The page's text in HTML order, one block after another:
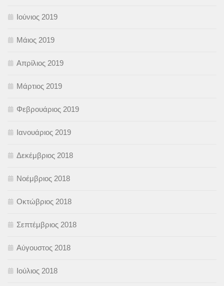
Ιούνιος 2019
Μάιος 2019
Απρίλιος 2019
Μάρτιος 2019
Φεβρουάριος 2019
Ιανουάριος 2019
Δεκέμβριος 2018
Νοέμβριος 2018
Οκτώβριος 2018
Σεπτέμβριος 2018
Αύγουστος 2018
Ιούλιος 2018